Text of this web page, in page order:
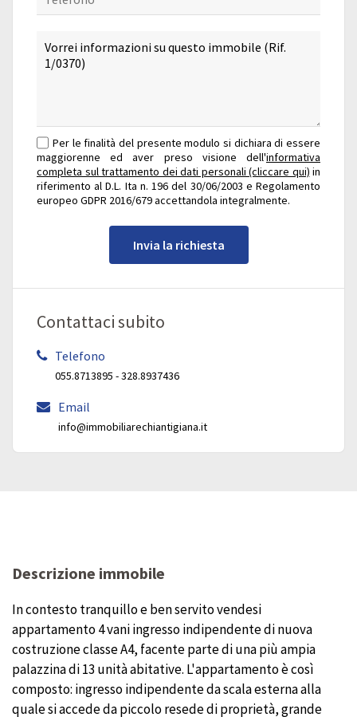
Per le finalità del presente modulo si dichiara di essere
maggiorenne ed aver preso visione dell'informativa
completa sul trattamento dei dati personali (cliccare qui) in
riferimento al D.L. Ita n. 196 del 30/06/2003 e Regolamento
europeo GDPR 2016/679 accettandola integralmente.
Invia la richiesta
Contattaci subito
Telefono
055.8713895 - 328.8937436
Email
info@immobiliarechiantigiana.it
Descrizione immobile
In contesto tranquillo e ben servito vendesi
appartamento 4 vani ingresso indipendente di nuova
costruzione classe A4, facente parte di una più ampia
palazzina di 13 unità abitative. L'appartamento è così
composto: ingresso indipendente da scala esterna alla
quale si accede da piccolo resede di proprietà, grande